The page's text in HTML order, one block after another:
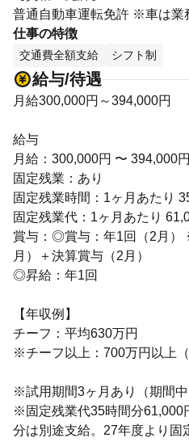
普通自動車運転免許 ※車は業
仕事の特徴
交通費全額支給 シフト制
給与/待遇
月給300,000円～394,000円
給与
月給：300,000円 〜 394,000円
固定残業：あり
固定残業時間：1ヶ月あたり
固定残業代：1ヶ月あたり
賞与：◎賞与：年1回（2月）
月）＋決算賞与（2月）
◎昇給：年1回
【年収例】
チーフ：平均630万円
※チーフ以上：700万円以上（
※試用期間3ヶ月あり（期間中
※固定残業代35時間分61,000
分は別途支給。27年度より固